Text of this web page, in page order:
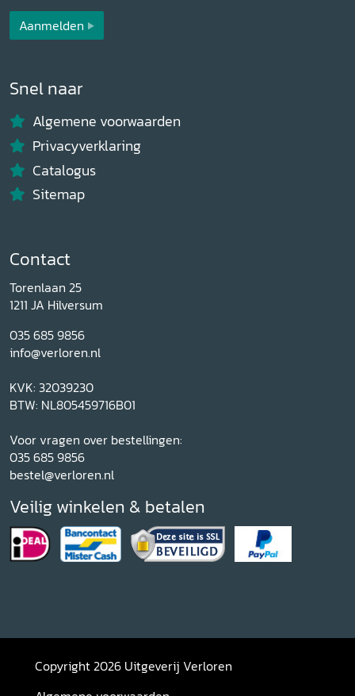
Aanmelden
Snel naar
Algemene voorwaarden
Privacyverklaring
Catalogus
Sitemap
Contact
Torenlaan 25
1211 JA Hilversum
035 685 9856
info@verloren.nl
KVK: 32039230
BTW: NL805459716B01
Voor vragen over bestellingen:
035 685 9856
bestel@verloren.nl
Veilig winkelen & betalen
Copyright 2026 Uitgeverij Verloren